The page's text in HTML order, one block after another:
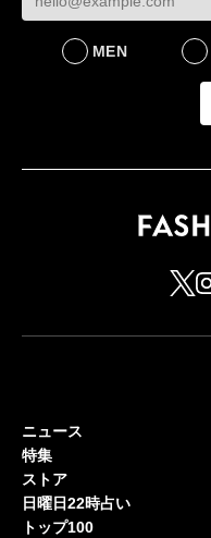
MEN
ニュース
特集
ストア
日曜日22時占い
トップ100